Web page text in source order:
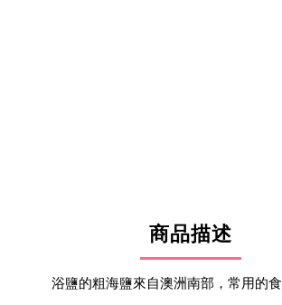
商品描述
浴鹽的粗海鹽來自澳洲南部，常用的